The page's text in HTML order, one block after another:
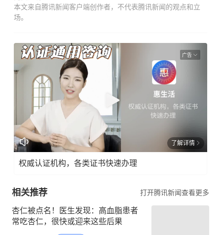
本文来自腾讯新闻客户端创作者，不代表腾讯新闻的观点和立
场。
广告
了解详情
权威认证机构，各类证书快速办理
相关推荐 打开腾讯新闻查看更多
杏仁被点名！医生发现：高血脂患者
常吃杏仁，很快或迎来这些后果